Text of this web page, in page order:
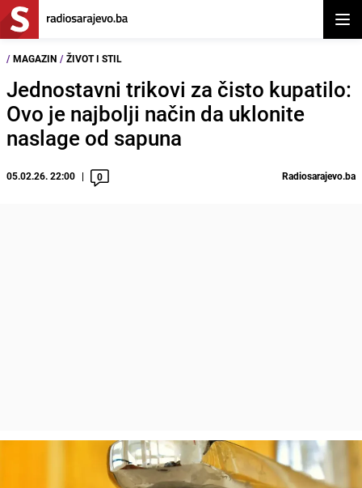
/ MAGAZIN / ŽIVOT I STIL
Jednostavni trikovi za čisto kupatilo:
Ovo je najbolji način da uklonite
naslage od sapuna
05.02.26. 22:00 0 Radiosarajevo.ba